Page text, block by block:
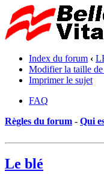
Index du forum ‹
Modifier la taille
Imprimer le sujet
FAQ
Règles du forum - Qui
Le blé